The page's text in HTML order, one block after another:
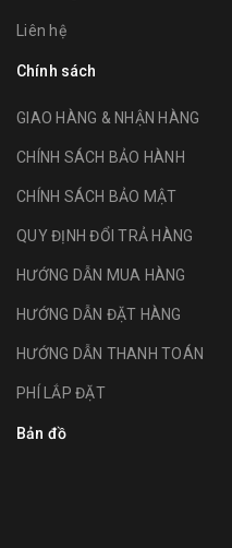
Liên hệ
Chính sách
GIAO HÀNG & NHẬN HÀNG
CHÍNH SÁCH BẢO HÀNH
CHÍNH SÁCH BẢO MẬT
QUY ĐỊNH ĐỔI TRẢ HÀNG
HƯỚNG DẪN MUA HÀNG
HƯỚNG DẪN ĐẶT HÀNG
HƯỚNG DẪN THANH TOÁN
PHÍ LẮP ĐẶT
Bản đồ